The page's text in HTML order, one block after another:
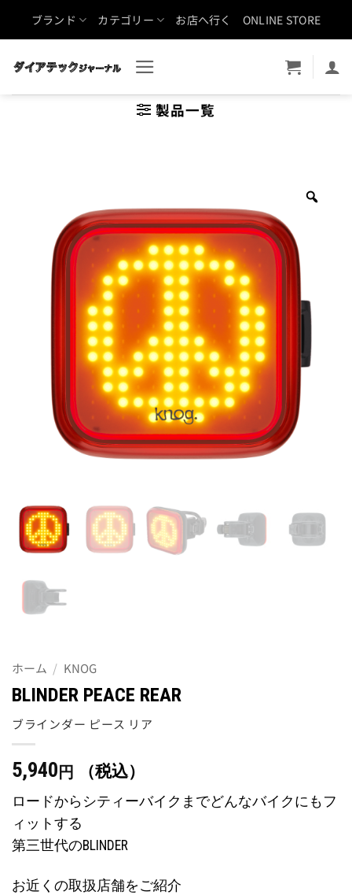
ブランド カテゴリー お店へ行く ONLINE STORE
製品一覧
ホーム / KNOG
BLINDER PEACE REAR
ブラインダー ピース リア
5,940 円 （税込）
ロードからシティーバイクまでどんなバイクにもフ
ィットする
第三世代のBLINDER
お近くの取扱店舗をご紹介